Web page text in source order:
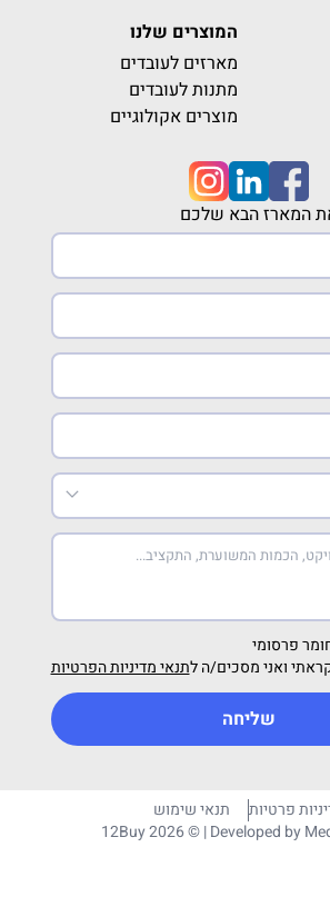
המוצרים שלנו
מארזים לעובדים
מתנות לעובדים
מוצרים אקולוגיים
המארז הבא שלכם
פרסומי
ואני מסכים/ה לתנאי מדיניות הפרטיות
שליחה
פרטיות
תנאי שימוש
12Buy 2026 © | Developed by